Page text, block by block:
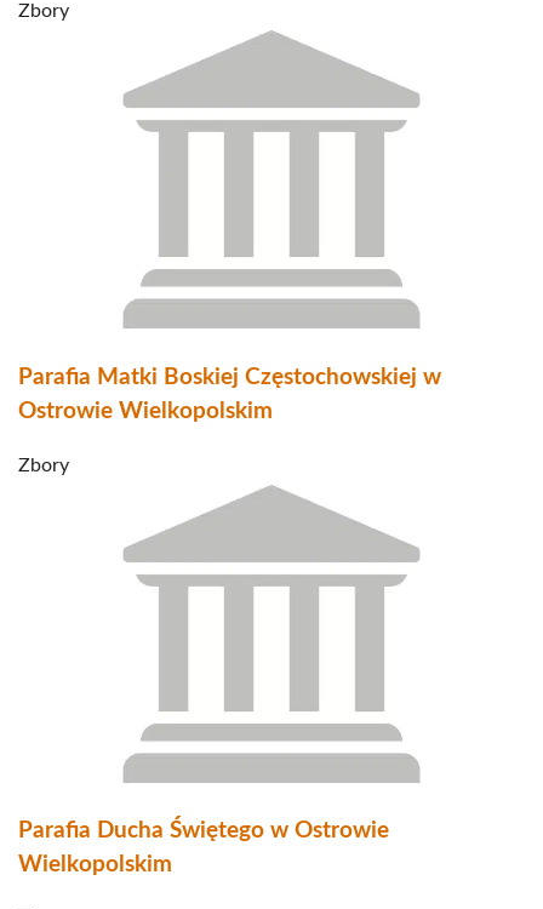
Zbory
Parafia Matki Boskiej Częstochowskiej w
Ostrowie Wielkopolskim
Zbory
Parafia Ducha Świętego w Ostrowie
Wielkopolskim